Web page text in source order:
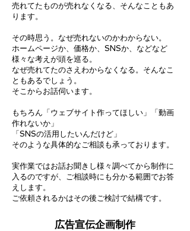
売れてたものが売れなくなる、そんなこともあ
ります。
その時思う。なぜ売れないのかわからない。
ホームページか、価格か、SNSか、などなど
様々な考えが頭を巡る。
なぜ売れてたのさえわからなくなる。そんなこ
ともあるでしょう。
そこからお話伺います。
もちろん「ウェブサイト作ってほしい」「動画
作れないか」
「SNSの活用したいんだけど」
そのような具体的なご相談も承っております。
実作業ではお話お聞きし様々調べてから制作に
入るのですが、 ご相談時にも分かる範囲でお答
えします。
​ご依頼されるかはその後ご検討で結構です。
広告宣伝企画制作